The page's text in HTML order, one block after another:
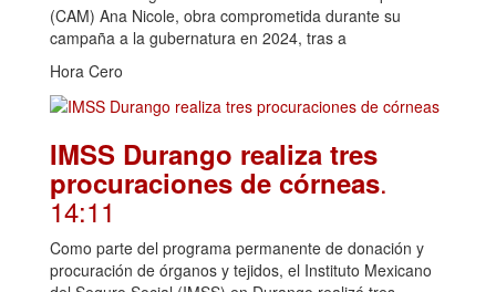
(CAM) Ana Nicole, obra comprometida durante su
campaña a la gubernatura en 2024, tras a
Hora Cero
IMSS Durango realiza tres
procuraciones de córneas.
14:11
Como parte del programa permanente de donación y
procuración de órganos y tejidos, el Instituto Mexicano